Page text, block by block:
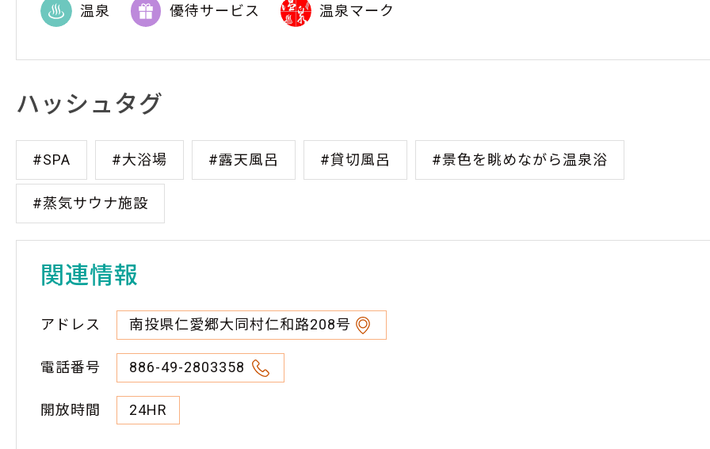
温泉 優待サービス 温泉マーク
ハッシュタグ
#SPA #大浴場 #露天風呂 #貸切風呂 #景色を眺めながら温泉浴
#蒸気サウナ施設
関連情報
アドレス 南投県仁愛郷大同村仁和路208号
電話番号 886-49-2803358
開放時間 24HR